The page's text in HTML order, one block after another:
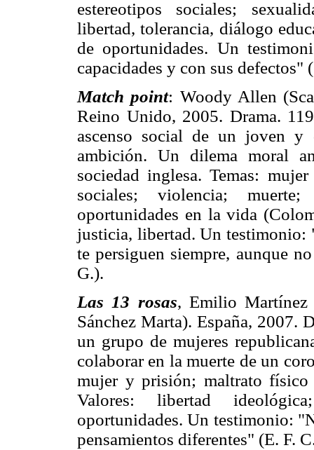
estereotipos sociales;
libertad, tolerancia, diálogo
de oportunidades. Un
capacidades y con sus defectos"
Match point: Woody Allen
Reino Unido, 2005. Drama.
ascenso social de un joven y
ambición. Un dilema moral
sociedad inglesa. Temas:
sociales; violencia;
oportunidades en la vida
justicia, libertad. Un testimonio:
te persiguen siempre, aunque
G.).
Las 13 rosas, Emilio Martínez
Sánchez Marta). España, 2007.
un grupo de mujeres
colaborar en la muerte de un
mujer y prisión; maltrato físico
Valores: libertad
oportunidades. Un testimonio:
pensamientos diferentes" (E. F.